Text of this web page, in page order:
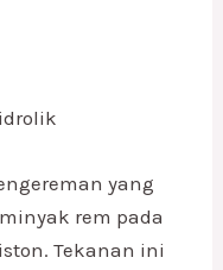
yang
rem pada
Tekanan ini